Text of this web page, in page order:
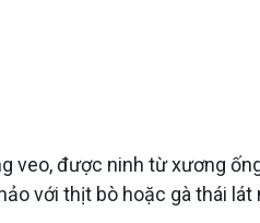
veo, được ninh từ xương
với thịt bò hoặc gà thái lát